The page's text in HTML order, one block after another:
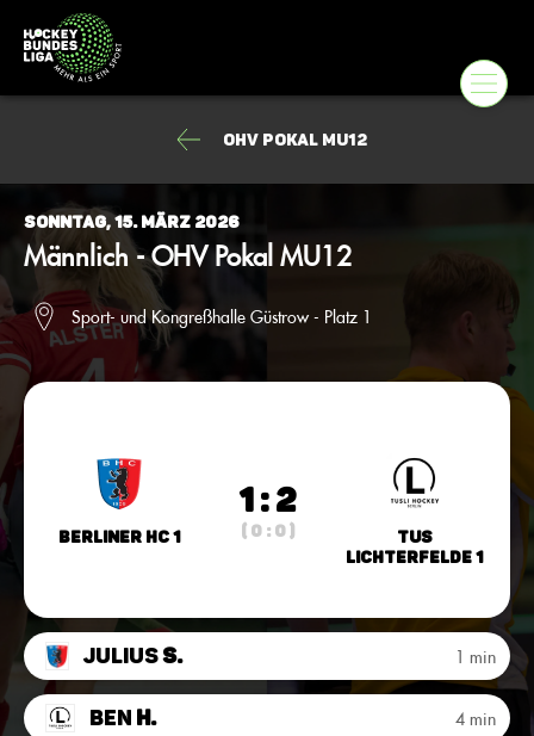
OHV Pokal MU12
Sonntag, 15. März 2026
Männlich - OHV Pokal MU12
Sport- und Kongreßhalle Güstrow - Platz 1
Berliner HC 1
1 : 2
( 0 : 0 )
TuS
Lichterfelde 1
JuliusS. 1 min
Ben H. 4 min